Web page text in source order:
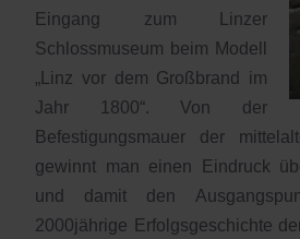
Eingang zum Linzer
Schlossmuseum beim Modell
„Linz vor dem Großbrand im
Jahr 1800“. Von der
Befestigungsmauer der
gewinnt man einen Eindruck
und damit den
2000jährige Erfolgsgeschichte